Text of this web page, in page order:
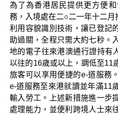
為了為香港居民提供更方便
務，入境處在二○二一年十二月
利用容貌識別技術，讓已登記
助過關，全程只需大約七秒。
地的電子往來港澳通行證持有
以往的16歲或以上，調低至11
旅客可以享用便捷的e-道服務
e-道服務至來港就讀並年滿11
輸入勞工。上述新措施進一步
處理能力，並便利跨境人士來